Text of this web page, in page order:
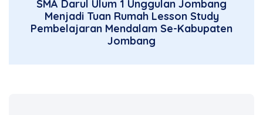
SMA Darul Ulum 1 Unggulan Jombang
Menjadi Tuan Rumah Lesson Study
Pembelajaran Mendalam Se-Kabupaten
Jombang